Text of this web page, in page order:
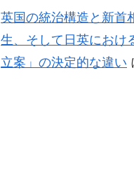
英国の統治構造と新首
生、そして日英におけ
立案」の決定的な違い